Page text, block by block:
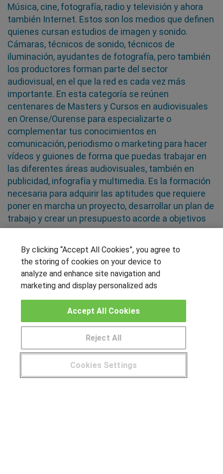
Música, cine, fotografía, radio y televisión y ahora
también Internet. Estos son los medios que definen
quienes cursan estudios de imagen y sonido.
Cámaras, técnicos de sonido, técnicos de
iluminación, ayudantes de fotografía, pero también
los productores forman parte del sector
audiovisual, en el que la red es cada vez más
importante. En esta categoría se reúnen
centenares de Masters y Cursos en audiovisuales
en Orense/Ourense para especializarte o
complementar tus conocimientos en
comunicación, periodismo o marketing para hacer
vídeos y guiones de forma que puedas trabajar en
las diferentes áreas audiovisuales, también en
publicidad, infografía y multimedia. Es la formación
necesaria para adquirir las aptitudes que requiere
poner en marcha un proyecto, desarrollar un plan de
trabajo y crear un presupuesto acorde a objetivos
SÍGUENOS EN LAS REDES
OTROS GRUPOS DE INTERES
Muro de los idiomas
Hablemos de empleo
Locos por las becas
CENTROS DE FORMACIÓN
¿Tienes alguna duda? 900 264 357
By clicking “Accept All Cookies”, you agree to
the storing of cookies on your device to
analyze and enhance site navigation and
marketing and display personalized ads
Cookies Settings
Reject All
Accept All Cookies